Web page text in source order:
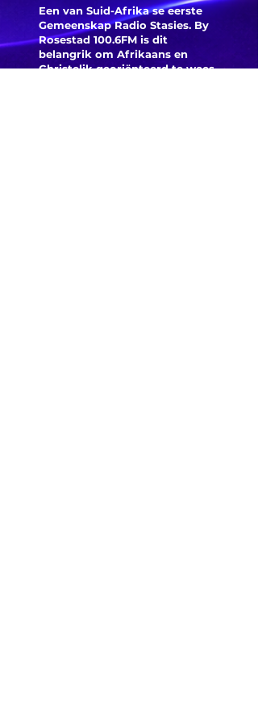
Een van Suid-Afrika se eerste
Gemeenskap Radio Stasies. By
Rosestad 100.6FM is dit
belangrik om Afrikaans en
Christelik georiënteerd te wees.